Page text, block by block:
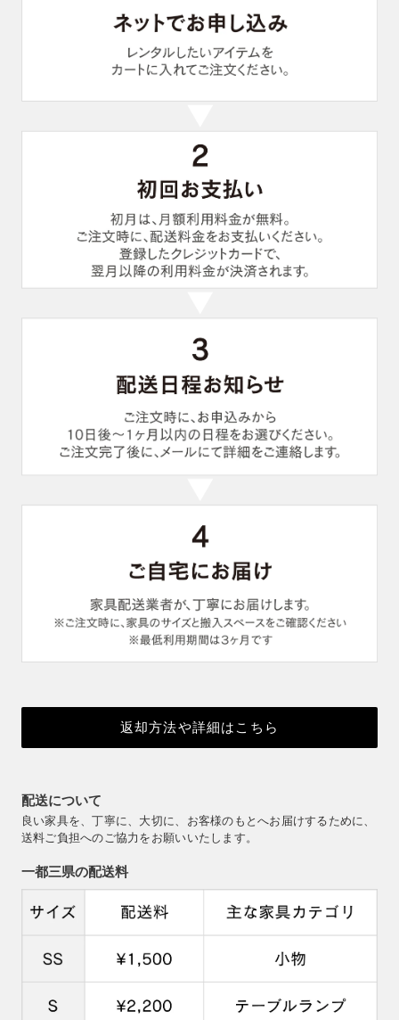
返却方法や詳細はこちら
配送について
良い家具を、丁寧に、大切に、お客様のもとへお届けするために、
送料ご負担へのご協力をお願いいたします。
一都三県の配送料